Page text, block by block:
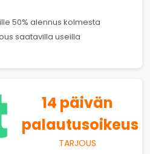
50% alennus kolmesta
saatavilla useilla
14 päivän
palautusoikeus
TARJOUS